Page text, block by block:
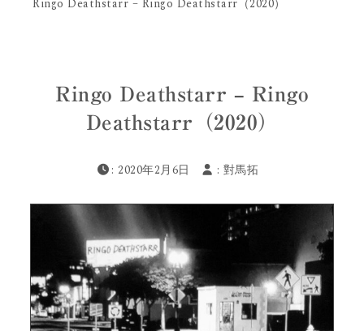
Ringo Deathstarr – Ringo Deathstarr（2020）
Ringo Deathstarr – Ringo
Deathstarr（2020）
: 2020年2月6日 : 對馬拓